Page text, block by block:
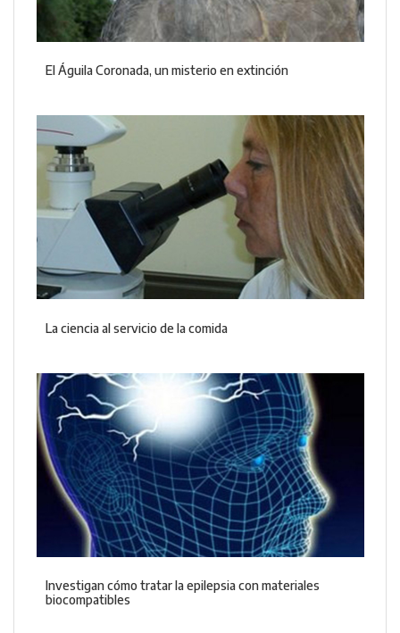
El Águila Coronada, un misterio en extinción
La ciencia al servicio de la comida
Investigan cómo tratar la epilepsia con materiales
biocompatibles